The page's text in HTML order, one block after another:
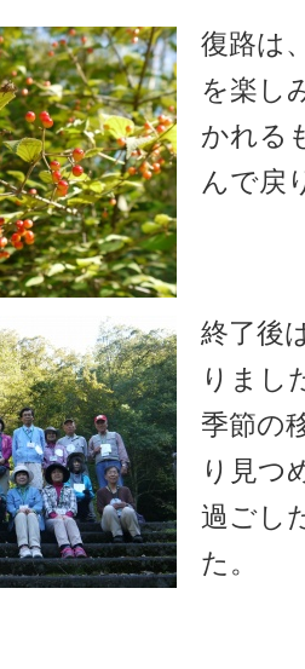
復路は
を楽し
かれる
んで戻
終了後
りまし
季節の
り見つ
過ごし
た。